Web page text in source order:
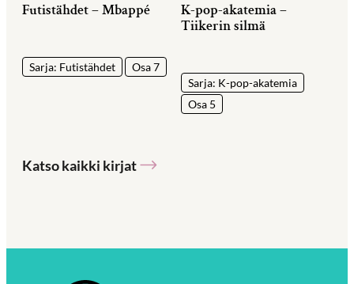
Futistähdet – Mbappé
Sarja: Futistähdet Osa 7
K-pop-akatemia –
Tiikerin silmä
Sarja: K-pop-akatemia
Osa 5
Katso kaikki kirjat